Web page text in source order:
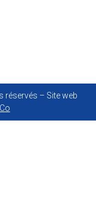
réservés – Site web